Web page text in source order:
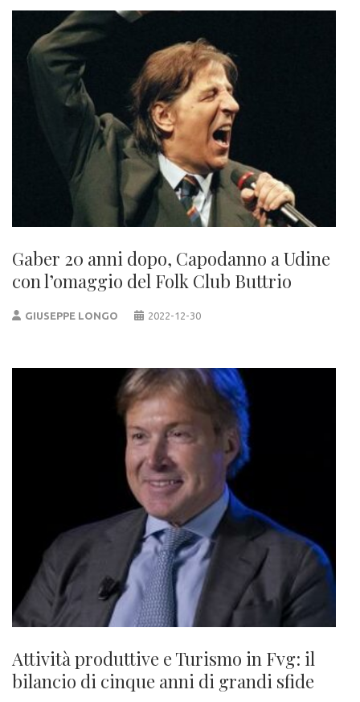
Gaber 20 anni dopo, Capodanno a Udine
con l’omaggio del Folk Club Buttrio
GIUSEPPE LONGO 2022-12-30
Attività produttive e Turismo in Fvg: il
bilancio di cinque anni di grandi sfide